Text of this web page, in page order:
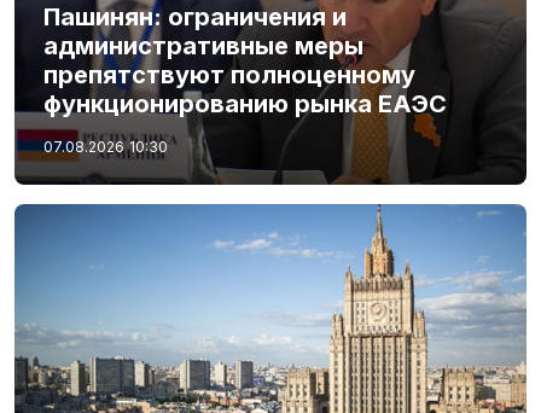
Пашинян: ограничения и
административные меры
препятствуют полноценному
функционированию рынка ЕАЭС
07.08.2026 10:30